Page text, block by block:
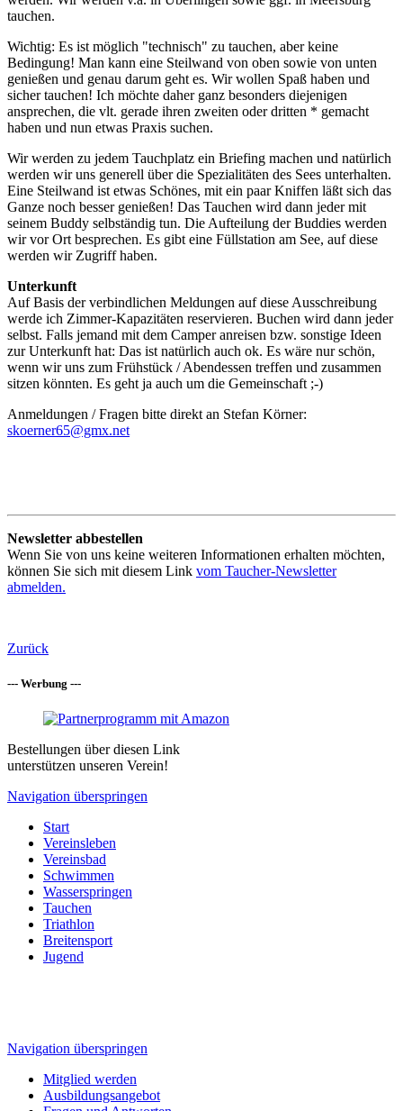
tauchen.
Wichtig: Es ist möglich "technisch" zu tauchen, aber keine
Bedingung! Man kann eine Steilwand von oben sowie von unten
genießen und genau darum geht es. Wir wollen Spaß haben und
sicher tauchen! Ich möchte daher ganz besonders diejenigen
ansprechen, die vlt. gerade ihren zweiten oder dritten * gemacht
haben und nun etwas Praxis suchen.
Wir werden zu jedem Tauchplatz ein Briefing machen und natürlich
werden wir uns generell über die Spezialitäten des Sees unterhalten.
Eine Steilwand ist etwas Schönes, mit ein paar Kniffen läßt sich das
Ganze noch besser genießen! Das Tauchen wird dann jeder mit
seinem Buddy selbständig tun. Die Aufteilung der Buddies werden
wir vor Ort besprechen. Es gibt eine Füllstation am See, auf diese
werden wir Zugriff haben.
Unterkunft
Auf Basis der verbindlichen Meldungen auf diese Ausschreibung
werde ich Zimmer-Kapazitäten reservieren. Buchen wird dann jeder
selbst. Falls jemand mit dem Camper anreisen bzw. sonstige Ideen
zur Unterkunft hat: Das ist natürlich auch ok. Es wäre nur schön,
wenn wir uns zum Frühstück / Abendessen treffen und zusammen
sitzen könnten. Es geht ja auch um die Gemeinschaft ;-)
Anmeldungen / Fragen bitte direkt an Stefan Körner:
skoerner65@gmx.net
Newsletter abbestellen
Wenn Sie von uns keine weiteren Informationen erhalten möchten,
können Sie sich mit diesem Link vom Taucher-Newsletter
abmelden.
Zurück
--- Werbung ---
Bestellungen über diesen Link
unterstützen unseren Verein!
Navigation überspringen
Start
Vereinsleben
Vereinsbad
Schwimmen
Wasserspringen
Tauchen
Triathlon
Breitensport
Jugend
Navigation überspringen
Mitglied werden
Ausbildungsangebot